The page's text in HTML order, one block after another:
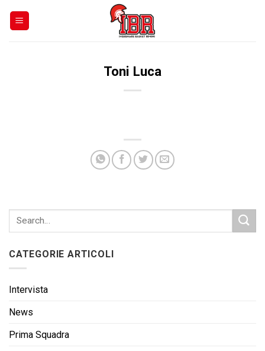
Toni Luca
CATEGORIE ARTICOLI
Intervista
News
Prima Squadra